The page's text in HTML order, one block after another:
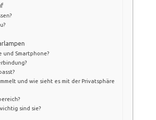
und Smartphone?
und wie sieht es mit der Privatsphäre
sind sie?